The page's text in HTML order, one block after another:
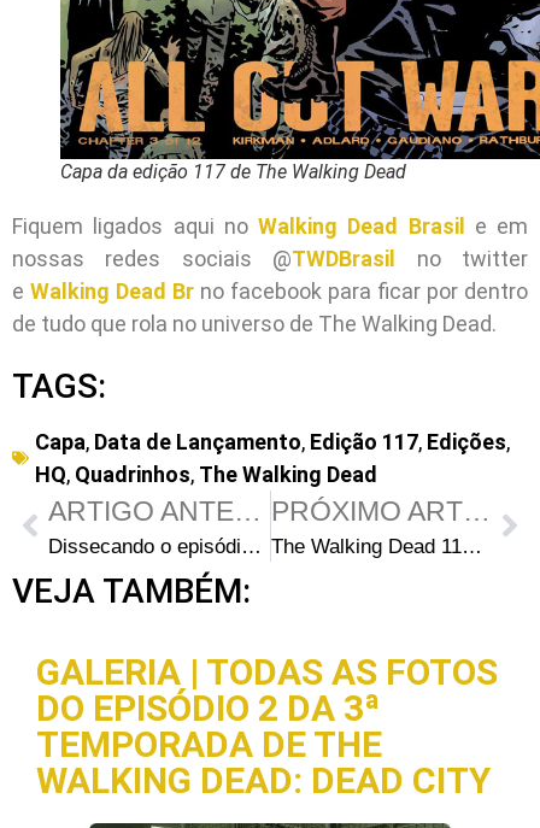
Capa da edição 117 de The Walking Dead
Fiquem ligados aqui no Walking Dead Brasil e em
nossas redes sociais @TWDBrasil no twitter
e Walking Dead Br no facebook para ficar por dentro
de tudo que rola no universo de The Walking Dead.
TAGS:
Capa, Data de Lançamento, Edição 117, Edições,
HQ, Quadrinhos, The Walking Dead
ARTIGO ANTERIOR
Dissecando o episódio S04E05 “Internment”: Steven Yeun sobre Glenn: “Ele é um homem com um propósito agora”
PRÓXIMO ARTIGO
The Walking Dead 118: Capa e data de lançamento
VEJA TAMBÉM:
GALERIA | TODAS AS FOTOS
DO EPISÓDIO 2 DA 3ª
TEMPORADA DE THE
WALKING DEAD: DEAD CITY